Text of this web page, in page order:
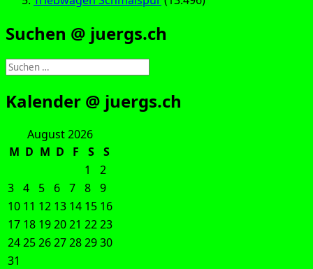
Suchen @ juergs.ch
Suchen
nach:
Kalender @ juergs.ch
August 2026
M D M D F S
S
1
2
3 4 5 6 7 8 9
10 11 12 13 14 15 16
17 18 192021 2223
24252627282930
31